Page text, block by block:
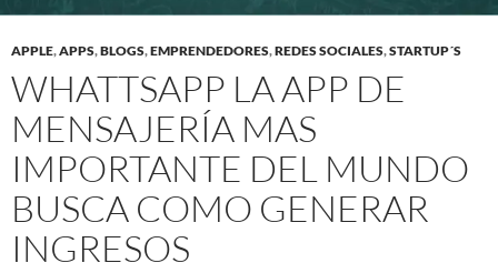
APPLE,APPS,BLOGS,EMPRENDEDORES,REDES SOCIALES,STARTUP´S
WHATTSAPP LA APP DE
MENSAJERÍA MAS
IMPORTANTE DEL MUNDO
BUSCA COMO GENERAR
INGRESOS